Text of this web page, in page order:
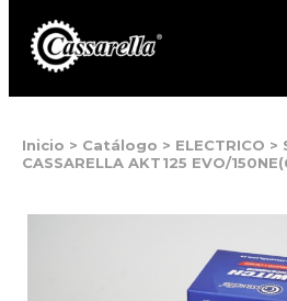
Inicio > Catálogo > ELECTRICO >
CASSARELLA AKT125 EVO/